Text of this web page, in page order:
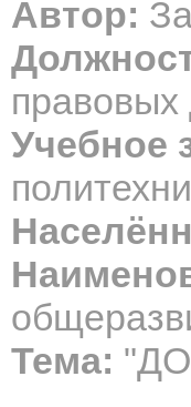
Автор:
правовых
Учебное
Тема: